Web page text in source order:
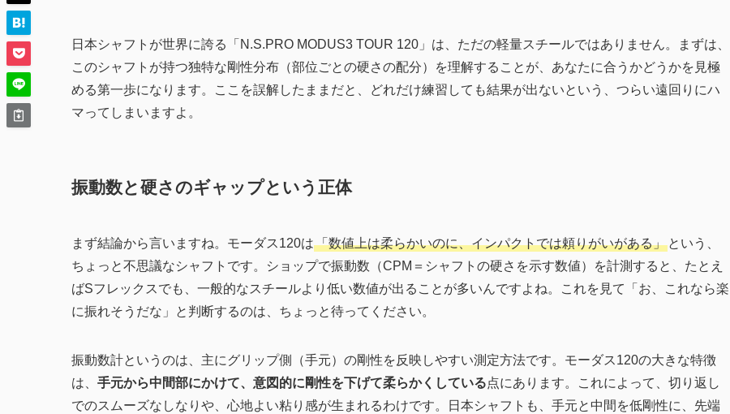
日本シャフトが世界に誇る「N.S.PRO MODUS3 TOUR 120」は、ただの軽量スチールではありません。まずは、
このシャフトが持つ独特な剛性分布（部位ごとの硬さの配分）を理解することが、あなたに合うかどうかを見極
める第一歩になります。ここを誤解したままだと、どれだけ練習しても結果が出ないという、つらい遠回りにハ
マってしまいますよ。
振動数と硬さのギャップという正体
まず結論から言いますね。モーダス120は「数値上は柔らかいのに、インパクトでは頼りがいがある」 という、
ちょっと不思議なシャフトです。ショップで振動数（CPM＝シャフトの硬さを示す数値）を計測すると、たとえ
ばSフレックスでも、一般的なスチールより低い数値が出ることが多いんですよね。これを見て「お、これなら楽
に振れそうだな」と判断するのは、ちょっと待ってください。
振動数計というのは、主にグリップ側（手元）の剛性を反映しやすい測定方法です。モーダス120の大きな特徴
は、 手元から中間部にかけて、意図的に剛性を下げて柔らかくしている点にあります。これによって、切り返し
でのスムーズなしなりや、心地よい粘り感が生まれるわけです。日本シャフトも、手元と中間を低剛性に、先端